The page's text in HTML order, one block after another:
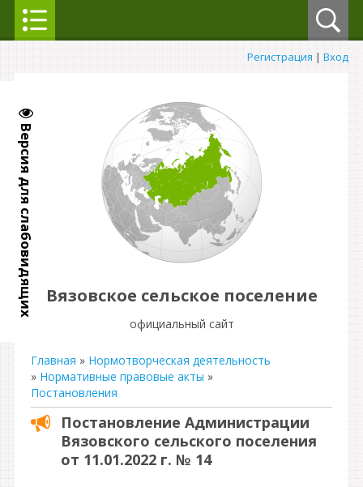
Версия для слабовидящих
Регистрация | Вход
Вязовское сельское поселение
официальный сайт
Главная » Нормотворческая деятельность
» Нормативные правовые акты »
Постановления
Постановление Администрации
Вязовского сельского поселения
от 11.01.2022 г. № 14